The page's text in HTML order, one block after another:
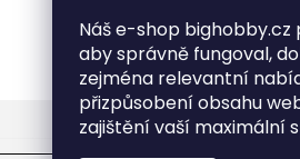
Náš e-shop
aby správně fungoval,
zejména relevantní
přizpůsobení obsahu
zajištění vaší maximální